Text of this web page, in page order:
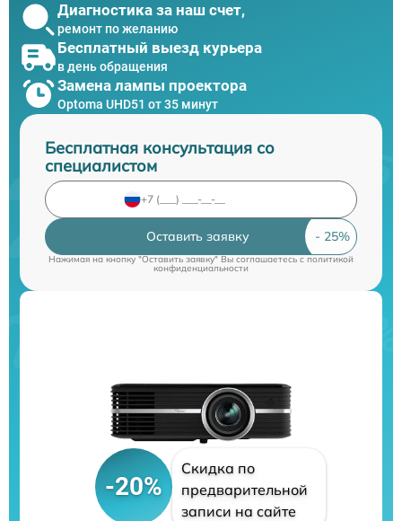
Диагностика за наш счет,
ремонт по желанию
Бесплатный выезд курьера
в день обращения
Замена лампы проектора
Optoma UHD51 от 35 минут
Бесплатная консультация со
специалистом
Оставить заявку
Нажимая на кнопку "Оставить заявку" Вы соглашаетесь cполитикой
конфиденциальности
-20%
Скидка по
предварительной
записи на сайте